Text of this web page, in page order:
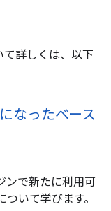
詳しくは、以下
なったベース
ンで新たに利用可
いて学びます。